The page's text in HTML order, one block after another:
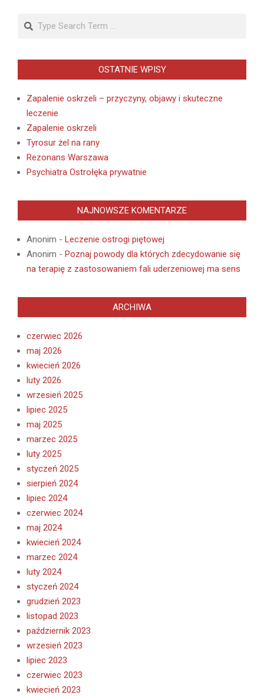
Search
OSTATNIE WPISY
Zapalenie oskrzeli – przyczyny, objawy i skuteczne
leczenie
Zapalenie oskrzeli
Tyrosur żel na rany
Rezonans Warszawa
Psychiatra Ostrołęka prywatnie
NAJNOWSZE KOMENTARZE
Anonim - Leczenie ostrogi piętowej
Anonim - Poznaj powody dla których zdecydowanie się
na terapię z zastosowaniem fali uderzeniowej ma sens
ARCHIWA
czerwiec 2026
maj 2026
kwiecień 2026
luty 2026
wrzesień 2025
lipiec 2025
maj 2025
marzec 2025
luty 2025
styczeń 2025
sierpień 2024
lipiec 2024
czerwiec 2024
maj 2024
kwiecień 2024
marzec 2024
luty 2024
styczeń 2024
grudzień 2023
listopad 2023
październik 2023
wrzesień 2023
lipiec 2023
czerwiec 2023
kwiecień 2023